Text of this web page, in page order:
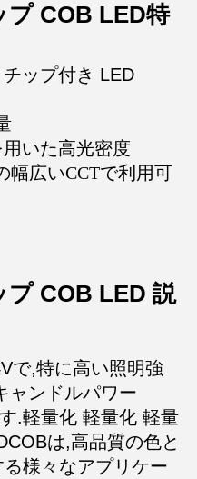
プ COB LED特
ップ付き LED
いた高光密度
幅広いCCTで利用可
プ COB LED 説
で,特に高い照明強
ャンドルパワー
.軽量化 軽量化 軽量
は,高品質の色と
様々なアプリケー